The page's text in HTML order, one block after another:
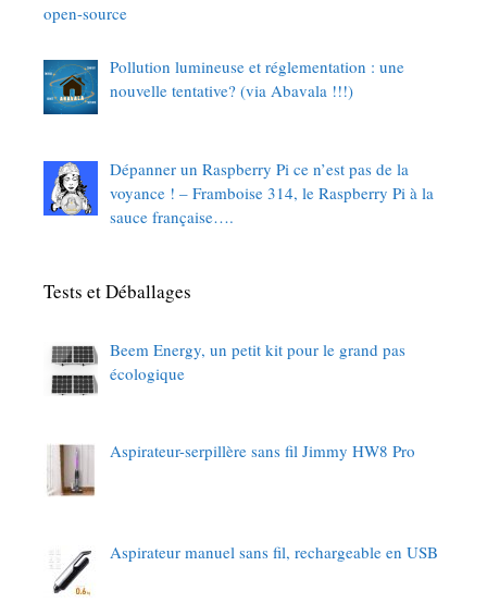
open-source
Pollution lumineuse et réglementation : une
nouvelle tentative? (via Abavala !!!)
Dépanner un Raspberry Pi ce n’est pas de la
voyance ! – Framboise 314, le Raspberry Pi à la
sauce française….
Tests et Déballages
Beem Energy, un petit kit pour le grand pas
écologique
Aspirateur-serpillère sans fil Jimmy HW8 Pro
Aspirateur manuel sans fil, rechargeable en USB